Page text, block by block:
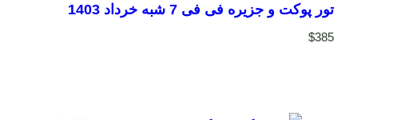
تور پوکت و جزیره فی فی 7 شبه خرداد 1403
$385